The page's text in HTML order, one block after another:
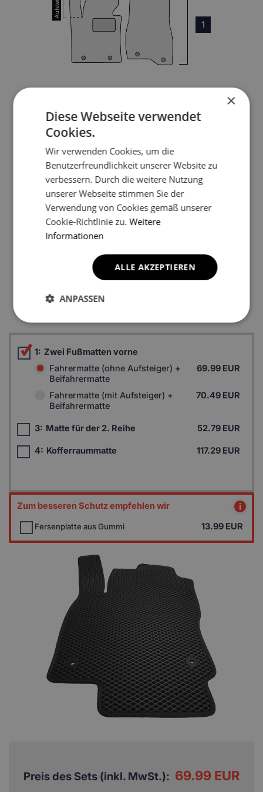
1
4
Autofußboden unterscheiden.
1: Zwei Fußmatten vorne
Fahrermatte (ohne Aufsteiger) +
Beifahrermatte
69.99 EUR
Fahrermatte (mit Aufsteiger) +
Beifahrermatte
70.49 EUR
3: Matte für der 2. Reihe 52.79 EUR
4: Kofferraummatte 117.29 EUR
Zum besseren Schutz empfehlen wir i
Fersenplatte aus Gummi 13.99 EUR
Preis des Sets (inkl. MwSt.): 69.99 EUR
×
Diese Webseite verwendet
Cookies.
Wir verwenden Cookies, um die
Benutzerfreundlichkeit unserer Website zu
verbessern. Durch die weitere Nutzung
unserer Webseite stimmen Sie der
Verwendung von Cookies gemäß unserer
Cookie-Richtlinie zu.Weitere
Informationen
ALLE AKZEPTIEREN
ANPASSEN